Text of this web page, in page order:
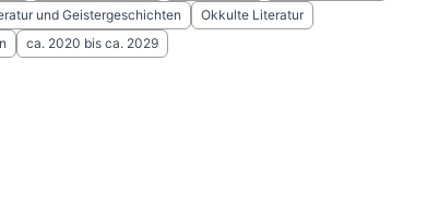
und Geistergeschichten
Okkulte Literatur
ca. 2020 bis ca. 2029